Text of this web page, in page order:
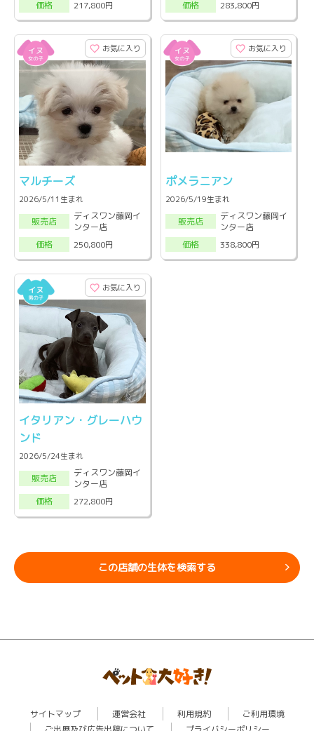
価格
217,800円
価格
283,800円
お気に入り
マルチーズ
2026/5/11生まれ
販売店
ディスワン藤岡イ
ンター店
価格
250,800円
お気に入り
ポメラニアン
2026/5/19生まれ
販売店
ディスワン藤岡イ
ンター店
価格
338,800円
お気に入り
イタリアン・グレーハウ
ンド
2026/5/24生まれ
販売店
ディスワン藤岡イ
ンター店
価格
272,800円
この店舗の生体を検索する
サイトマップ 運営会社 利用規約
ご利用環境